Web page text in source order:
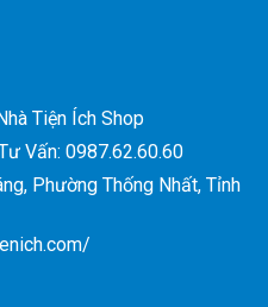
Tiện Ích Shop
Vấn: 0987.62.60.60
Phường Thống Nhất, Tỉnh